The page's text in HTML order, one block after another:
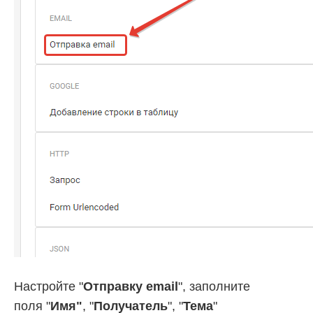
Настройте "Отправку email", заполните
поля "Имя", "Получатель", "Тема"